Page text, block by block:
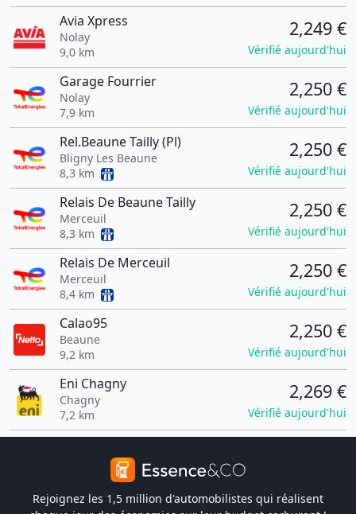
Avia Xpress
Nolay
9,0 km
2,249 €
Vérifié aujourd'hui
Garage Fourrier
Nolay
7,9 km
2,250 €
Vérifié aujourd'hui
Rel.Beaune Tailly (Pl)
Bligny Les Beaune
8,3 km
2,250 €
Vérifié aujourd'hui
Relais De Beaune Tailly
Merceuil
8,3 km
2,250 €
Vérifié aujourd'hui
Relais De Merceuil
Merceuil
8,4 km
2,250 €
Vérifié aujourd'hui
Calao95
Beaune
9,2 km
2,250 €
Vérifié aujourd'hui
Eni Chagny
Chagny
7,2 km
2,269 €
Vérifié aujourd'hui
Rejoignez les 1,5 million d'automobilistes qui réalisent